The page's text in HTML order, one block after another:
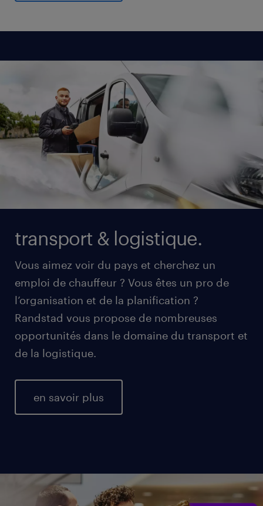
transport & logistique.
Vous aimez voir du pays et cherchez un
emploi de chauffeur ? Vous êtes un pro de
l’organisation et de la planification ?
Randstad vous propose de nombreuses
opportunités dans le domaine du transport et
de la logistique.
en savoir plus